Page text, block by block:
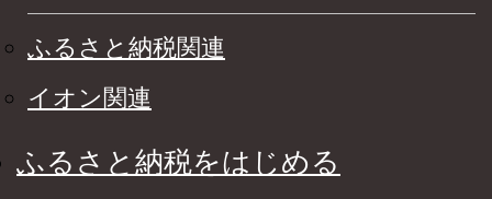
ふるさと納税関連
イオン関連
ふるさと納税をはじめる